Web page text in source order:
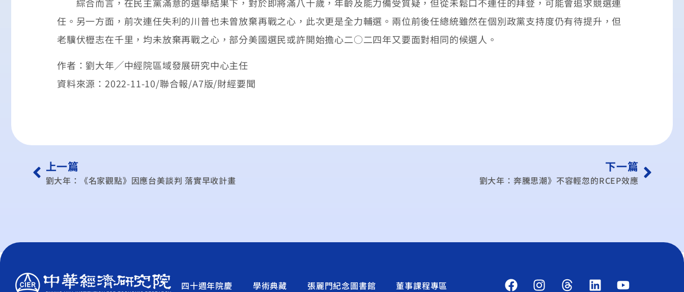
任。另一方面，前次連任失利的川普也未曾放棄再戰之心，此次更是全力輔選。兩位前後任總統雖然在個別政黨支持度仍有待提升，但
老驥伏櫪志在千里，均未放棄再戰之心，部分美國選民或許開始擔心二○二四年又要面對相同的候選人。
作者：劉大年╱中經院區域發展研究中心主任
資料來源：2022-11-10/聯合報/A7版/財經要聞
上一篇
劉大年：《名家觀點》因應台美談判 落實早收計畫
下一篇
劉大年：奔騰思潮》不容輕忽的RCEP效應
四十週年院慶 學術典藏 張麗門紀念圖書館 董事課程專區